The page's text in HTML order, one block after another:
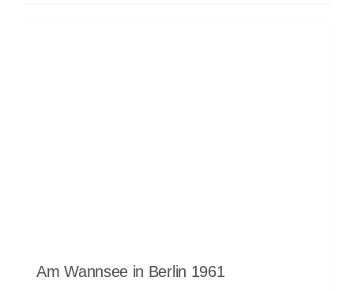
Am Wannsee in Berlin 1961